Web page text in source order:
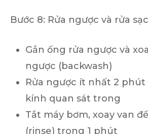
Bước 8: Rửa ngược và rửa
Gắn ống rửa ngược và
ngược (backwash)
Rửa ngược ít nhất 2 phút
kính quan sát trong
Tắt máy bơm, xoay van
(rinse) trong 1 phút